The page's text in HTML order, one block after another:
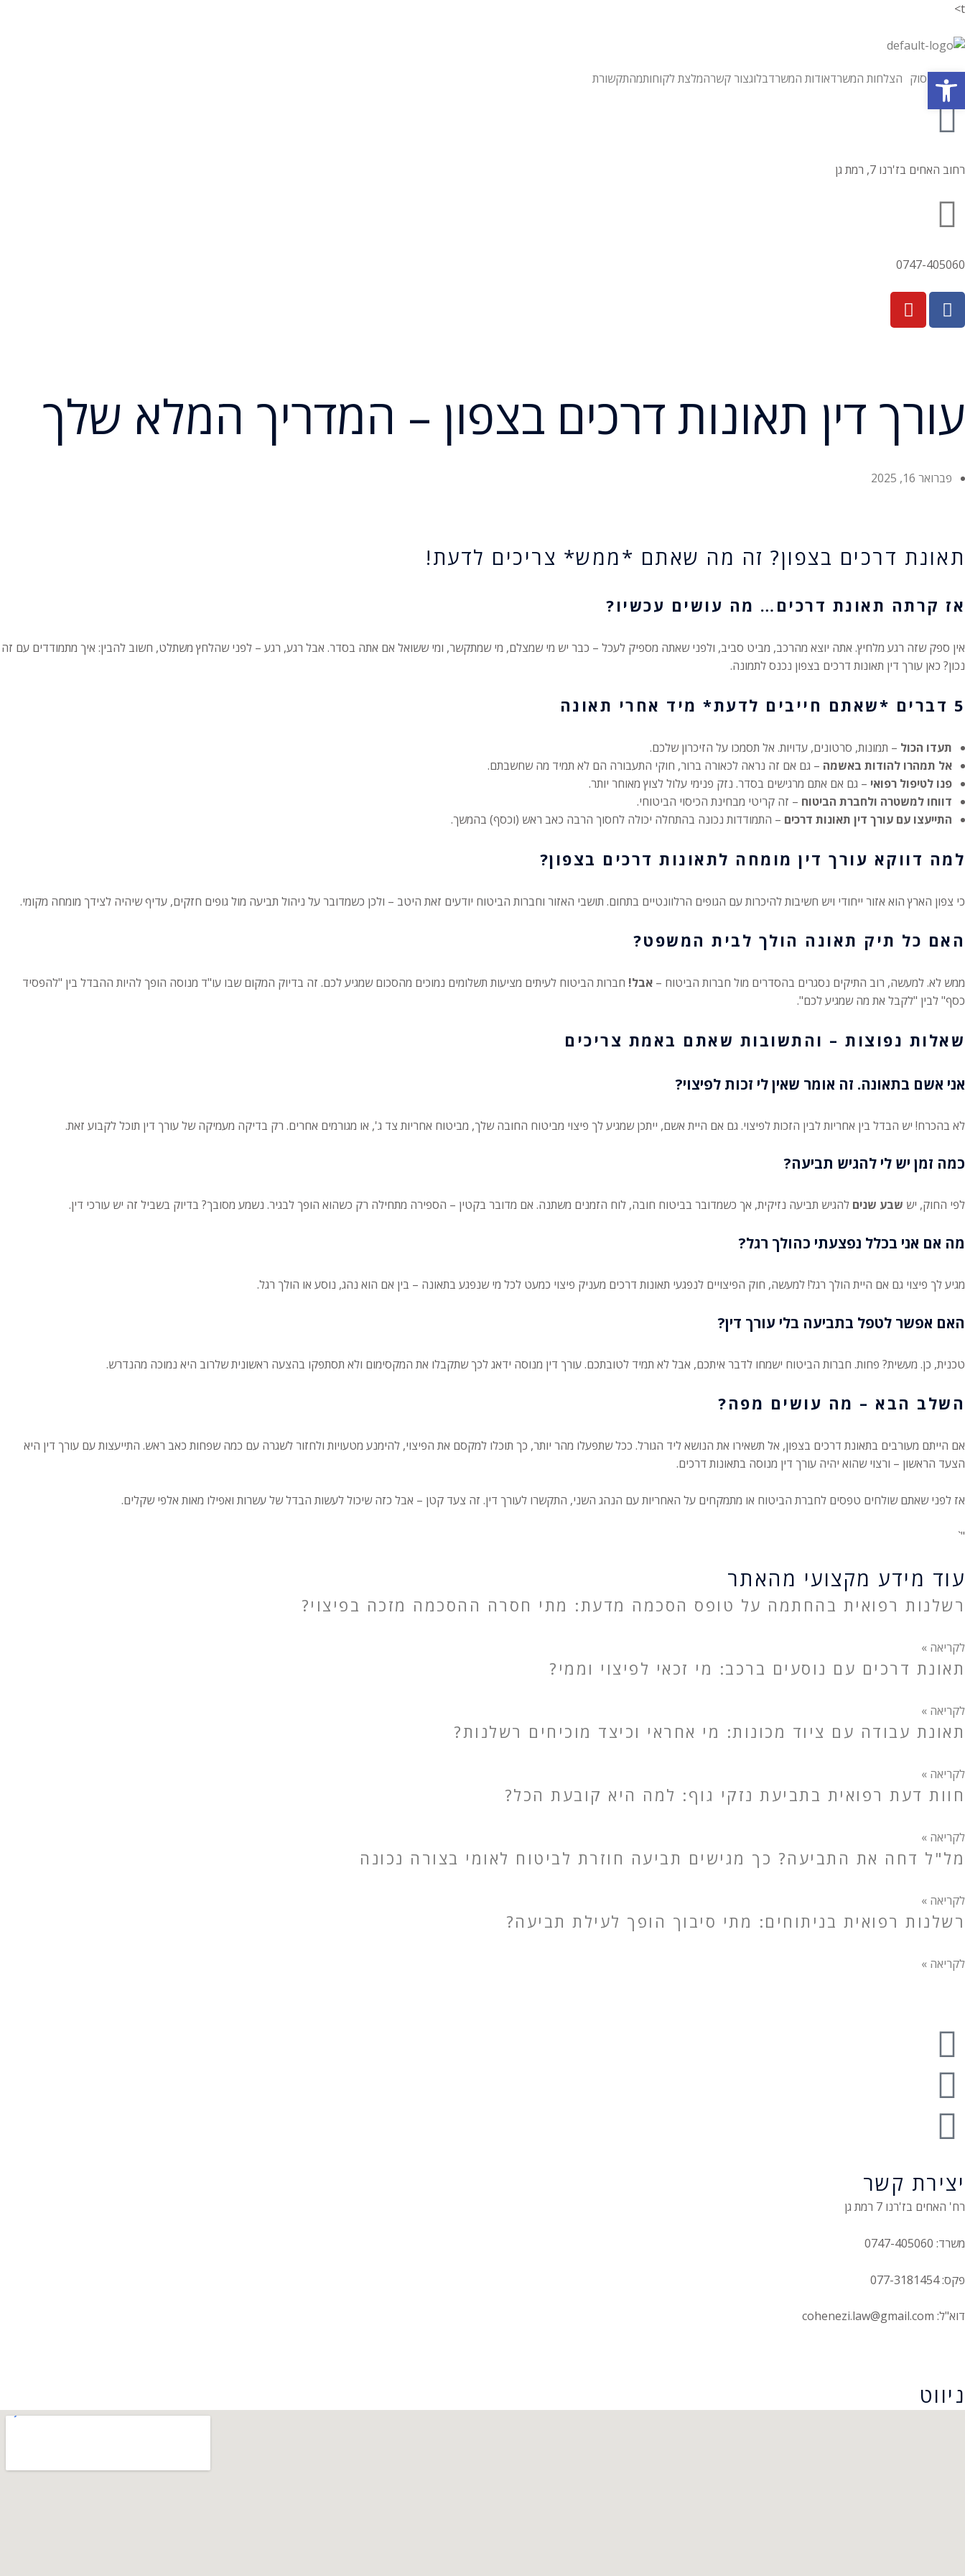
t>
תחומי עיסוק הצלחות המשרדאודות המשרדבלוגצור קשרהמלצת לקוחותמהתקשורת
רחוב האחים בז'רנו 7, רמת גן
0747-405060
עורך דין תאונות דרכים בצפון – המדריך המלא שלך
פברואר 16, 2025
תאונת דרכים בצפון? זה מה שאתם *ממש* צריכים לדעת!
אז קרתה תאונת דרכים… מה עושים עכשיו?
אין ספק שזה רגע מלחיץ. אתה יוצא מהרכב, מביט סביב, ולפני שאתה מספיק לעכל – כבר יש מי שמצלם, מי שמתקשר, ומי ששואל אם אתה בסדר. אבל רגע, רגע – לפני שהלחץ משתלט, חשוב להבין: איך מתמודדים עם זה
נכון? כאן עורך דין תאונות דרכים בצפון נכנס לתמונה.
5 דברים *שאתם חייבים לדעת* מיד אחרי תאונה
תעדו הכול – תמונות, סרטונים, עדויות. אל תסמכו על הזיכרון שלכם.
אל תמהרו להודות באשמה – גם אם זה נראה לכאורה ברור, חוקי התעבורה הם לא תמיד מה שחשבתם.
פנו לטיפול רפואי – גם אם אתם מרגישים בסדר. נזק פנימי עלול לצוץ מאוחר יותר.
דווחו למשטרה ולחברת הביטוח – זה קריטי מבחינת הכיסוי הביטוחי.
התייעצו עם עורך דין תאונות דרכים – התמודדות נכונה בהתחלה יכולה לחסוך הרבה כאב ראש (וכסף) בהמשך.
למה דווקא עורך דין מומחה לתאונות דרכים בצפון?
כי צפון הארץ הוא אזור ייחודי ויש חשיבות להיכרות עם הגופים הרלוונטיים בתחום. תושבי האזור וחברות הביטוח יודעים זאת היטב – ולכן כשמדובר על ניהול תביעה מול גופים חזקים, עדיף שיהיה לצידך מומחה מקומי.
האם כל תיק תאונה הולך לבית המשפט?
ממש לא. למעשה, רוב התיקים נסגרים בהסדרים מול חברות הביטוח – אבל! חברות הביטוח לעיתים מציעות תשלומים נמוכים מהסכום שמגיע לכם. זה בדיוק המקום שבו עו"ד מנוסה הופך להיות ההבדל בין "להפסיד
כסף" לבין "לקבל את מה שמגיע לכם".
שאלות נפוצות – והתשובות שאתם באמת צריכים
אני אשם בתאונה. זה אומר שאין לי זכות לפיצוי?
לא בהכרח! יש הבדל בין אחריות לבין הזכות לפיצוי. גם אם היית אשם, ייתכן שמגיע לך פיצוי מביטוח החובה שלך, מביטוח אחריות צד ג', או מגורמים אחרים. רק בדיקה מעמיקה של עורך דין תוכל לקבוע זאת.
כמה זמן יש לי להגיש תביעה?
לפי החוק, יש שבע שנים להגיש תביעה נזיקית, אך כשמדובר בביטוח חובה, לוח הזמנים משתנה. אם מדובר בקטין – הספירה מתחילה רק כשהוא הופך לבגיר. נשמע מסובך? בדיוק בשביל זה יש עורכי דין.
מה אם אני בכלל נפצעתי כהולך רגל?
מגיע לך פיצוי גם אם היית הולך רגל! למעשה, חוק הפיצויים לנפגעי תאונות דרכים מעניק פיצוי כמעט לכל מי שנפגע בתאונה – בין אם הוא נהג, נוסע או הולך רגל.
האם אפשר לטפל בתביעה בלי עורך דין?
טכנית, כן. מעשית? פחות. חברות הביטוח ישמחו לדבר איתכם, אבל לא תמיד לטובתכם. עורך דין מנוסה ידאג לכך שתקבלו את המקסימום ולא תסתפקו בהצעה ראשונית שלרוב היא נמוכה מהנדרש.
השלב הבא – מה עושים מפה?
אם הייתם מעורבים בתאונת דרכים בצפון, אל תשאירו את הנושא ליד הגורל. ככל שתפעלו מהר יותר, כך תוכלו למקסם את הפיצוי, להימנע מטעויות ולחזור לשגרה עם כמה שפחות כאב ראש. התייעצות עם עורך דין היא
הצעד הראשון – ורצוי שהוא יהיה עורך דין מנוסה בתאונות דרכים.
אז לפני שאתם שולחים טפסים לחברת הביטוח או מתמקחים על האחריות עם הנהג השני, התקשרו לעורך דין. זה צעד קטן – אבל כזה שיכול לעשות הבדל של עשרות ואפילו מאות אלפי שקלים.
"`
עוד מידע מקצועי מהאתר
רשלנות רפואית בהחתמה על טופס הסכמה מדעת: מתי חסרה ההסכמה מזכה בפיצוי?
לקריאה »
תאונת דרכים עם נוסעים ברכב: מי זכאי לפיצוי וממי?
לקריאה »
תאונת עבודה עם ציוד מכונות: מי אחראי וכיצד מוכיחים רשלנות?
לקריאה »
חוות דעת רפואית בתביעת נזקי גוף: למה היא קובעת הכל?
לקריאה »
מל"ל דחה את התביעה? כך מגישים תביעה חוזרת לביטוח לאומי בצורה נכונה
לקריאה »
רשלנות רפואית בניתוחים: מתי סיבוך הופך לעילת תביעה?
לקריאה »
פתח סרגל נגישות
יצירת קשר
רח' האחים בז'רנו 7 רמת גן
משרד: 0747-405060
פקס: 077-3181454
דוא"ל: cohenezi.law@gmail.com
ניווט